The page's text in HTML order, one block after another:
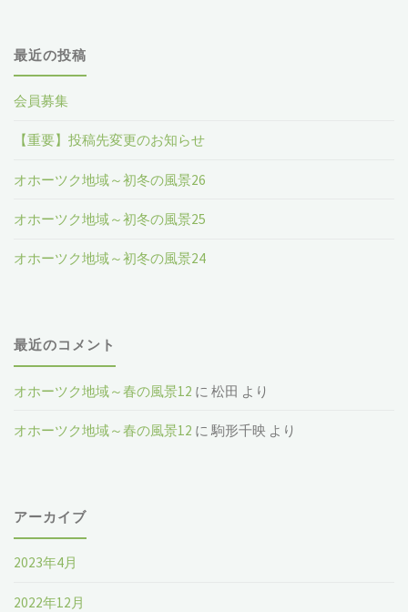
最近の投稿
会員募集
【重要】投稿先変更のお知らせ
オホーツク地域～初冬の風景26
オホーツク地域～初冬の風景25
オホーツク地域～初冬の風景24
最近のコメント
オホーツク地域～春の風景12 に松田 より
オホーツク地域～春の風景12 に駒形千映 より
アーカイブ
2023年4月
2022年12月